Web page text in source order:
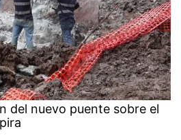
del nuevo puente sobre el